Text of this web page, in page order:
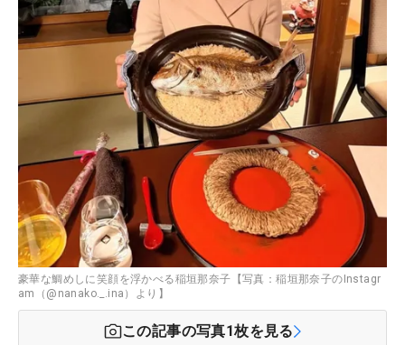
豪華な鯛めしに笑顔を浮かべる稲垣那奈子【写真：稲垣那奈子のInstagr
am（@nanako._.ina）より】
この記事の写真1枚を見る